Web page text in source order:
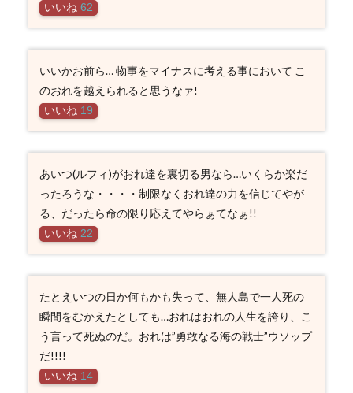
いいね 62
いいかお前ら… 物事をマイナスに考える事において こ
のおれを越えられると思うなァ!
いいね 19
あいつ(ルフィ)がおれ達を裏切る男なら…いくらか楽だ
ったろうな・・・・制限なくおれ達の力を信じてやが
る、だったら命の限り応えてやらぁてなぁ!!
いいね 22
たとえいつの日か何もかも失って、無人島で一人死の
瞬間をむかえたとしても…おれはおれの人生を誇り、こ
う言って死ぬのだ。おれは”勇敢なる海の戦士”ウソップ
だ!!!!
いいね 14